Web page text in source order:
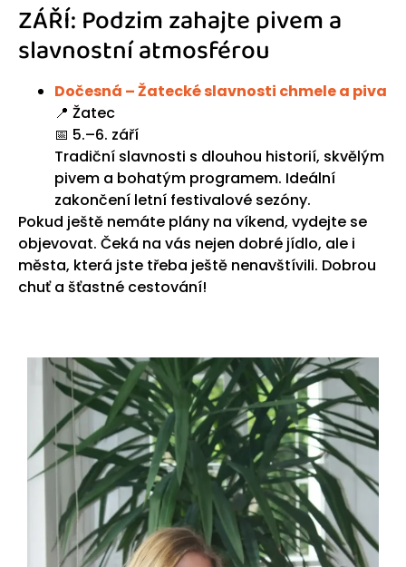
ZÁŘÍ: Podzim zahajte pivem a
slavnostní atmosférou
Dočesná – Žatecké slavnosti chmele a piva
📍 Žatec
📅 5.–6. září
Tradiční slavnosti s dlouhou historií, skvělým
pivem a bohatým programem. Ideální
zakončení letní festivalové sezóny.
Pokud ještě nemáte plány na víkend, vydejte se
objevovat. Čeká na vás nejen dobré jídlo, ale i
města, která jste třeba ještě nenavštívili. Dobrou
chuť a šťastné cestování!